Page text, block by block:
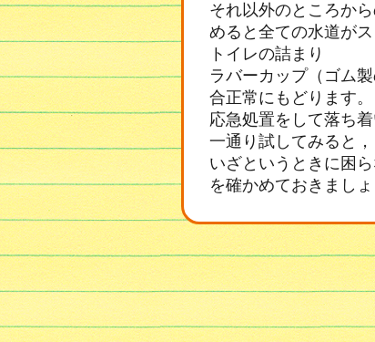
それ以外のところか
めると全ての水道がス
トイレの詰まり
ラバーカップ（ゴム
合正常にもどります。
応急処置をして落ち
一通り試してみると，
いざというときに困
を確かめておきましょ